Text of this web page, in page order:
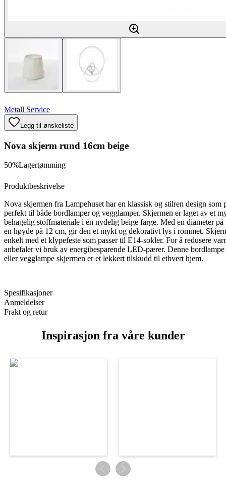
Metall Service
Legg til ønskeliste
Nova skjerm rund 16cm beige
50%Lagertømming
Produktbeskrivelse
Nova skjermen fra Lampehuset har en klassisk og stilren design som
perfekt til både bordlamper og vegglamper. Skjermen er laget av et
behagelig stoffmateriale i en nydelig beige farge. Med en diameter på
en høyde på 12 cm, gir den et mykt og dekorativt lys i rommet.
enkelt med et klypefeste som passer til E14-sokler. For å redusere
anbefaler vi bruk av energibesparende LED-pærer. Denne bordlampe
eller vegglampe skjermen er et lekkert tilskudd til ethvert hjem.
Spesifikasjoner
Anmeldelser
Frakt og retur
Inspirasjon fra våre kunder